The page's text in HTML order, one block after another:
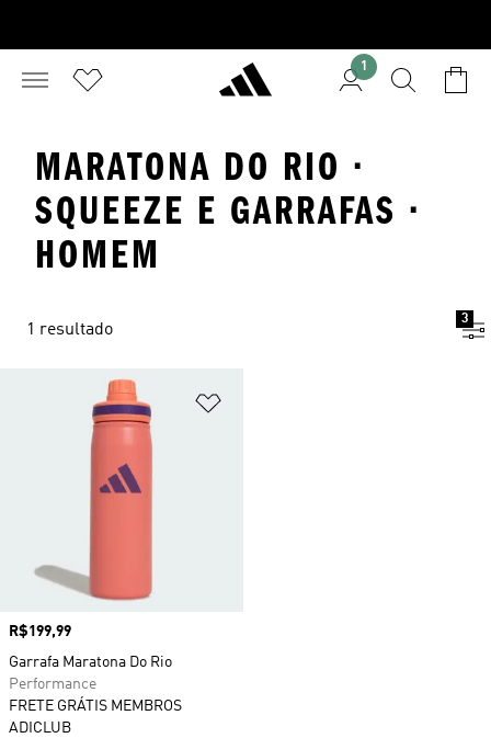
1
MARATONA DO RIO ·
SQUEEZE E GARRAFAS ·
HOMEM
1 resultado
3
Preço
R$199,99
Garrafa Maratona Do Rio
Performance
FRETE GRÁTIS MEMBROS
ADICLUB